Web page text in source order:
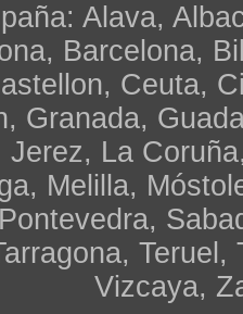
Alava,
Barcelona,
Ceuta,
Granada,
Jerez, La
Melilla,
Vizcaya,